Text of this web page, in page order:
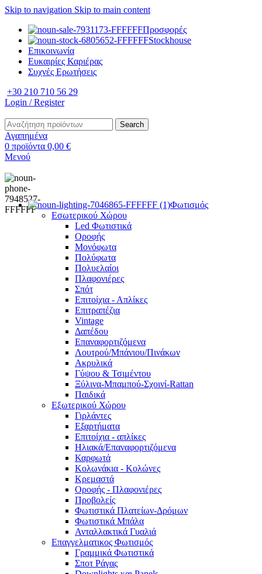
Skip to navigation Skip to main content
Προσφορές
Stockhouse
Επικοινωνία
Ευκαιρίες Καριέρας
Συχνές Ερωτήσεις
+30 210 710 56 29
Login / Register
Search
Αγαπημένα
0 προϊόντα 0,00 €
Μενού
Φωτισμός
Εσωτερικού Χώρου
Led Φωτιστικά
Οροφής
Μονόφωτα
Πολύφωτα
Πολυελαίοι
Πλαφονιέρες
Σπότ
Επιτοίχια - Απλίκες
Επιτραπέζια
Vintage
Δαπέδου
Επαναφορτιζόμενα
Λουτρού/Μπάνιου/Πινάκων
Ακρυλικά
Γύψου & Τσιμέντου
Ξύλινα-Μπαμπού-Σχοινί-Rattan
Παιδικά
Εξωτερικού Χώρου
Γιρλάντες
Εξαρτήματα
Επιτοίχια - απλίκες
Ηλιακά/Επαναφορτιζόμενα
Καρφωτά
Κολωνάκια - Κολώνες
Κρεμαστά
Οροφής - Πλαφονιέρες
Προβολείς
Φωτιστικά Πλατείων-Δρόμων
Φωτιστικά Μπάλα
Ανταλλακτικά Γυαλιά
Επαγγελματικος Φωτισμός
Γραμμικά Φωτιστικά
Σποτ Ράγας